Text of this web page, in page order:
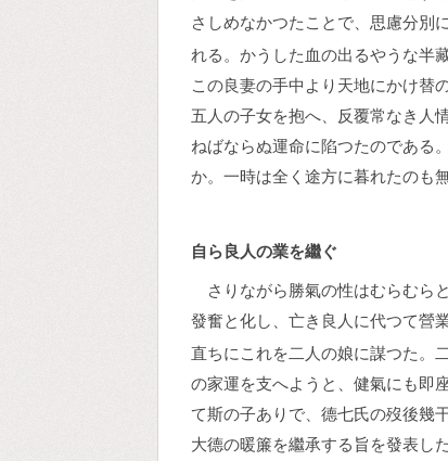
さしめなかつたことで、思慮分別
れる。かうした血の出るやうな半
この良妻の手中より天地にかけ替
五人の子女を抱へ、反覆常なき人
ねばならぬ運命に陷つたのである
か。一時は全く途方に暮れたのも
自ら良人の業を繼ぐ
さりながら勝氣の性はむらむら
發奮と化し、亡き良人に代つて營
直ちにこれを二人の娘に謀つた。
の家運を支へようと、健氣にも即
て斯の子ありで、德七氏の歿後幾
大德の暖簾を繼承する旨を發表し